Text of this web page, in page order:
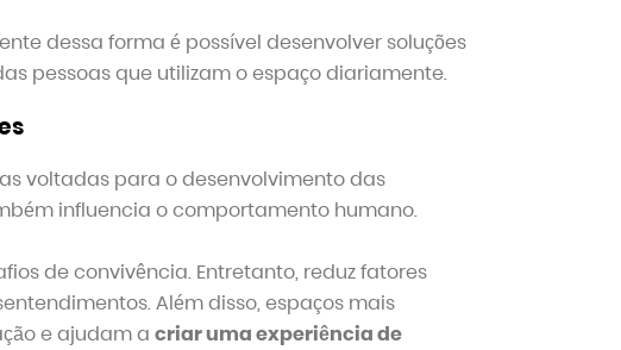
dessa forma é possível desenvolver soluções
pessoas que utilizam o espaço diariamente.
voltadas para o desenvolvimento das
influencia o comportamento humano.
de convivência. Entretanto, reduz fatores
Além disso, espaços mais
e ajudam a criar uma experiência de